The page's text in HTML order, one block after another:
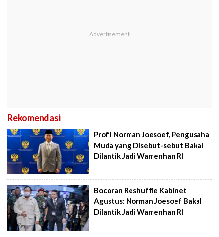
Rekomendasi
Profil Norman Joesoef, Pengusaha
Muda yang Disebut-sebut Bakal
Dilantik Jadi Wamenhan RI
Bocoran Reshuffle Kabinet
Agustus: Norman Joesoef Bakal
Dilantik Jadi Wamenhan RI